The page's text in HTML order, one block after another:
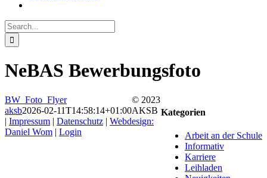
Search
for:
NeBAS Bewerbungsfoto
BW_Foto_Flyer
aksb2026-02-11T14:58:14+01:00 Kategorien
Arbeit an der Schule
Informativ
Karriere
Leihladen
© 2023
AKSB
| Impressum | Datenschutz | Webdesign:
Daniel Wom | Login